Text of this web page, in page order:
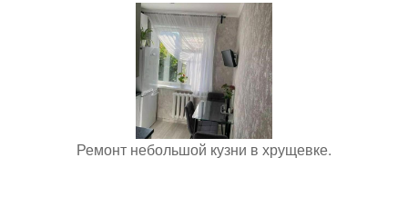
Ремонт небольшой кузни в хрущевке.